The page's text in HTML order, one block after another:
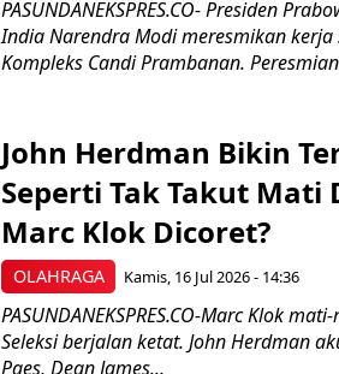
PASUNDANEKSPRES.CO- Presiden
India Narendra Modi meresmikan
Kompleks Candi Prambanan.
OLAHRAGA
John Herdman Bikin
Seperti Tak Takut Mati
Marc Klok Dicoret?
Kamis, 16 Jul 2026 - 14:36
PASUNDANEKSPRES.CO-Marc Klok
Seleksi berjalan ketat. John Herdman
Paes, Dean James...